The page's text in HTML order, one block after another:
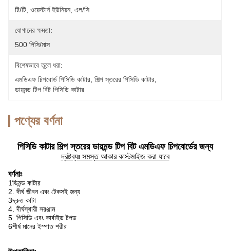
টি/টি, ওয়েস্টার্ন ইউনিয়ন, এল/সি
যোগানের ক্ষমতা:
500 পিসি/মাস
বিশেষভাবে তুলে ধরা:
এমডিএফ চিপবোর্ড পিসিডি কাটার শিল্প স্তরের পিসিডি কাটার
ডায়মন্ড টিপ বিট পিসিডি কাটার
পণ্যের বর্ণনা
পিসিডি কাটার শিল্প স্তরের ডায়মন্ড টিপ বিট এমডিএফ চিপবোর্ডের জন্য
দ্রষ্টব্যঃ সমস্ত আকার কাস্টমাইজ করা যাবে
বর্ণনাঃ
1ডিমন্ড কাটার
2. দীর্ঘ জীবন এবং টেকসই জন্য
3দ্রুত কাটা
4. দীর্ঘস্থায়ী সরঞ্জাম
5. পিসিডি এবং কার্বাইড টপড
6শীর্ষ মানের ইস্পাত শরীর